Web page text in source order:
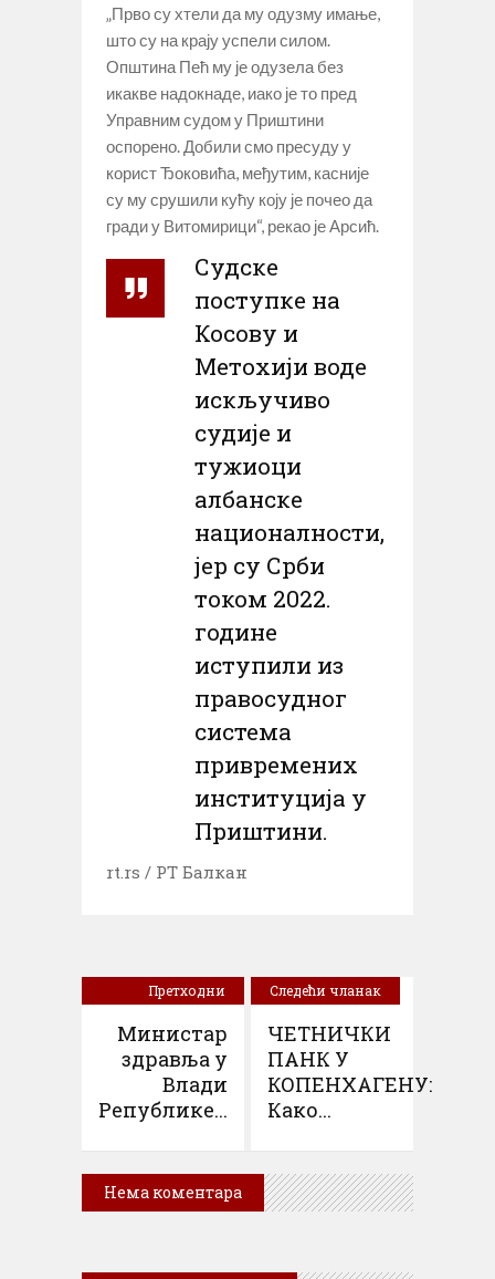
„Прво су хтели да му одузму имање,
што су на крају успели силом.
Општина Пећ му је одузела без
икакве надокнаде, иако је то пред
Управним судом у Приштини
оспорено. Добили смо пресуду у
корист Ђоковића, међутим, касније
су му срушили кућу коју је почео да
гради у Витомирици“, рекао је Арсић.
Судске
поступке на
Косову и
Метохији воде
искључиво
судије и
тужиоци
албанске
националности,
јер су Срби
током 2022.
године
иступили из
правосудног
система
привремених
институција у
Приштини.
rt.rs / РТ Балкан
Претходни
Министар
здравља у
Влади
Републике...
Следећи чланак
ЧЕТНИЧКИ
ПАНК У
КОПЕНХАГЕНУ:
Како...
Нема коментара